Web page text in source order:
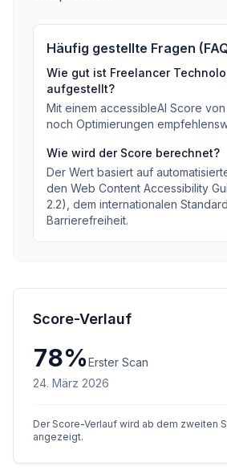
Häufig gestellte Fragen
Wie gut ist Freelancer
aufgestellt?
Mit einem accessibleAI Score von
noch Optimierungen
Wie wird der Score berechnet?
Der Wert basiert auf
den Web Content Accessibility
2.2), dem internationalen
Barrierefreiheit.
Score-Verlauf
78%Erster Scan
24. März 2026
Der Score-Verlauf wird ab dem zweiten
angezeigt.